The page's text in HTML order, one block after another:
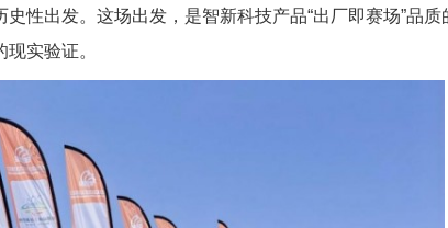
性出发。这场出发，是智新科技产品“出厂即赛场”品质
实验证。